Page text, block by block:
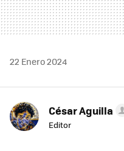
22 Enero 2024
César Aguilla
Editor